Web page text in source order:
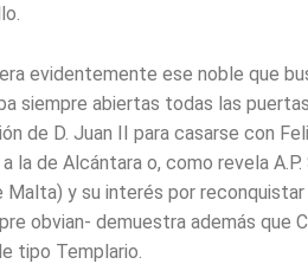
evidentemente ese noble que
siempre abiertas todas las
de D. Juan II para casarse con
la de Alcántara o, como revela
Malta) y su interés por
obvian- demuestra además que
tipo Templario.